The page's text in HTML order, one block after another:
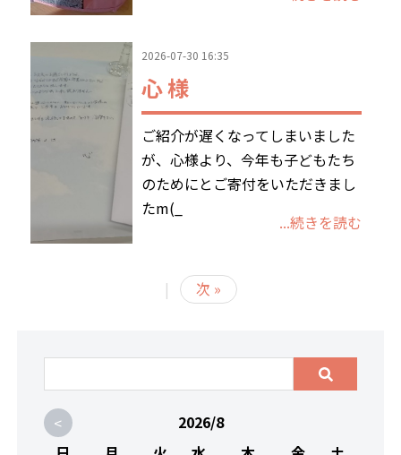
2026-07-30 16:35
心 様
ご紹介が遅くなってしまいました
が、心様より、今年も子どもたち
のためにとご寄付をいただきまし
たm(_
...続きを読む
| 次 »
<
2026/8